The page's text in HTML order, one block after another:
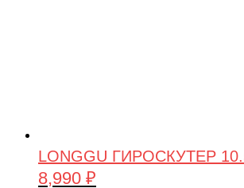
LONGGU ГИРОСКУТЕР
Первоначальная
8,990 ₽